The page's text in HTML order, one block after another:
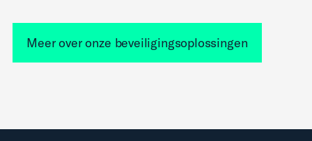
Meer over onze beveiligingsoplossingen